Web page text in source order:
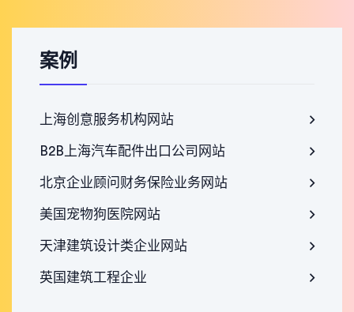
案例
上海创意服务机构网站
B2B上海汽车配件出口公司网站
北京企业顾问财务保险业务网站
美国宠物狗医院网站
天津建筑设计类企业网站
英国建筑工程企业